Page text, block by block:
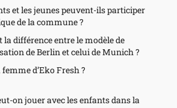
et les jeunes peuvent-ils participer
de la commune ?
la différence entre le modèle de
de Berlin et celui de Munich ?
femme d’Eko Fresh ?
on jouer avec les enfants dans la